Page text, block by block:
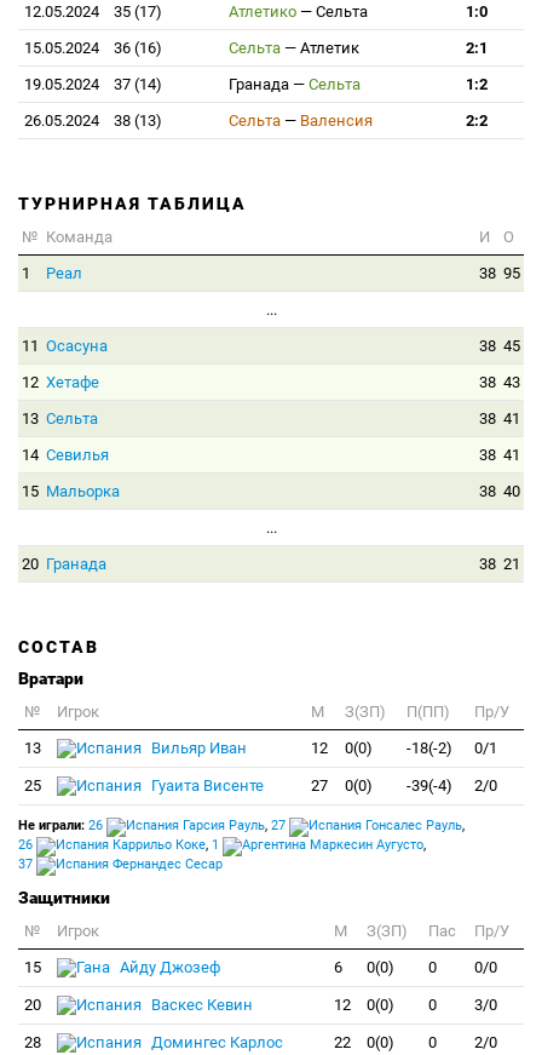
12.05.2024
35 (17) Атлетико — Сельта
1:0
15.05.2024
36 (16) Сельта — Атлетик
2:1
19.05.2024
37 (14) Гранада — Сельта
1:2
26.05.2024
38 (13) Сельта — Валенсия 2:2
ТУРНИРНАЯ ТАБЛИЦА
№ Команда И
О
1
Реал 38 95
...
11 Осасуна 38 45
12 Хетафе 38 43
13 Сельта 38 41
14 Севилья 38 41
15 Мальорка 38 40
...
20 Гранада 38 21
СОСТАВ
Вратари
№ Игрок M З(ЗП) П(ПП)
Пр/У
13
Вильяр Иван 12 0(0) -18(-2) 0/1
25 Гуаита Висенте 27 0(0) -39(-4) 2/0
Не играли: 26 Гарсия Рауль, 27 Гонсалес Рауль,
26
Каррильо Коке, 1 Маркесин Аугусто,
37
Фернандес Сесар
Защитники
№ Игрок M З(ЗП) Пас
Пр/У
15
Айду Джозеф 6 0(0) 0 0/0
20 Васкес Кевин 12 0(0) 0 3/0
28 Домингес Карлос 22 0(0) 0 2/0